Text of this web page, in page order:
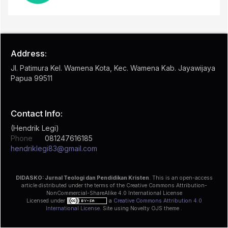
Address:
Jl. Patimura Kel. Wamena Kota, Kec. Wamena Kab. Jayawijaya
Papua 99511
Contact Info:
(Hendrik Legi)
Phone
081247616185
hendriklegi83@gmail.com
DIDASKO: Jurnal Teologi dan Pendidikan Kristen . This is an open-access
article distributed under the terms of the Creative Commons Attribution-
NonCommercial-ShareAlike 4.0 International License
Licensed under
a Creative Commons Attribution 4.0
International License. Site using Novelty OJS theme .